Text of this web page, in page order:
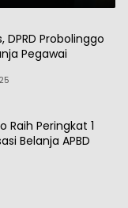
DPRD Probolinggo
Pegawai
Raih Peringkat 1
Belanja APBD